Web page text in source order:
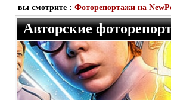
вы смотрите : Фоторепортажи на
Авторские